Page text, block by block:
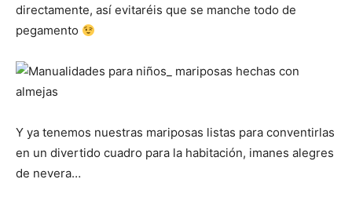
directamente, así evitaréis que se manche todo de
pegamento
Y ya tenemos nuestras mariposas listas para conventirlas
en un divertido cuadro para la habitación, imanes alegres
de nevera…